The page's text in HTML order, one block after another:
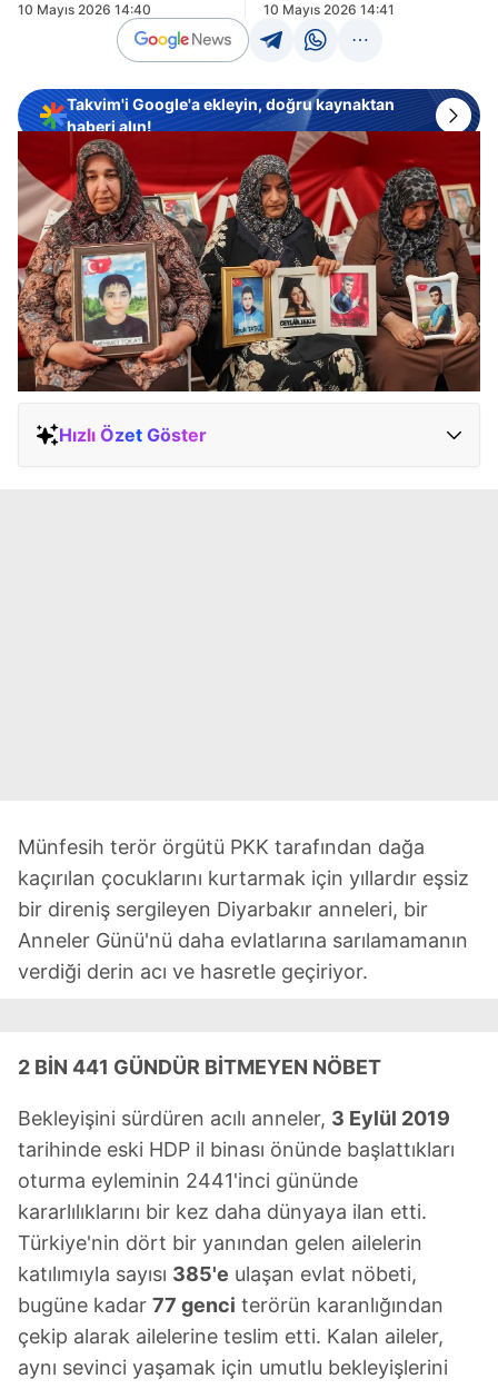
10 Mayıs 2026 14:40
10 Mayıs 2026 14:41
Takvim'i Google'a ekleyin, doğru kaynaktan
haberi alın!
Hızlı Özet Göster
Münfesih terör örgütü PKK tarafından dağa
kaçırılan çocuklarını kurtarmak için yıllardır eşsiz
bir direniş sergileyen Diyarbakır anneleri, bir
Anneler Günü'nü daha evlatlarına sarılamamanın
verdiği derin acı ve hasretle geçiriyor.
2 BİN 441 GÜNDÜR BİTMEYEN NÖBET
Bekleyişini sürdüren acılı anneler, 3 Eylül 2019
tarihinde eski HDP il binası önünde başlattıkları
oturma eyleminin 2441'inci gününde
kararlılıklarını bir kez daha dünyaya ilan etti.
Türkiye'nin dört bir yanından gelen ailelerin
katılımıyla sayısı 385'e ulaşan evlat nöbeti,
bugüne kadar 77 genci terörün karanlığından
çekip alarak ailelerine teslim etti. Kalan aileler,
aynı sevinci yaşamak için umutlu bekleyişlerini